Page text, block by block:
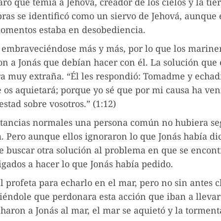
se identificó como un siervo de Jehová, aunque
estaba en desobediencia.
más y más, por lo que los
a Jonás que debían hacer con él. La solución que
muy extraña. “Él les respondió: Tomadme y
os aquietará; porque yo sé que por mi causa ha
sobre vosotros.” (1:12)
normales una persona común no hubiera
Pero aunque ellos ignoraron lo que Jonás había
buscar otra solución al problema en que se
a hacer lo que Jonás había pedido.
profeta para echarlo en el mar, pero no sin antes
que perdonara esta acción que iban a
a Jonás al mar, el mar se aquietó y la